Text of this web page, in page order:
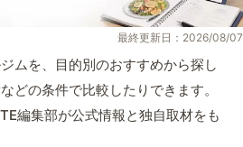
最終更新日：2026/08/07
ムを、目的別のおすすめから探し
どの条件で比較したりできます。
編集部が公式情報と独自取材をも